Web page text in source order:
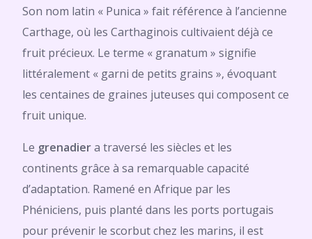
Son nom latin « Punica » fait référence à l’ancienne
Carthage, où les Carthaginois cultivaient déjà ce
fruit précieux. Le terme « granatum » signifie
littéralement « garni de petits grains », évoquant
les centaines de graines juteuses qui composent ce
fruit unique.
Le grenadiera traversé les siècles et les
continents grâce à sa remarquable capacité
d’adaptation. Ramené en Afrique par les
Phéniciens, puis planté dans les ports portugais
pour prévenir le scorbut chez les marins, il est